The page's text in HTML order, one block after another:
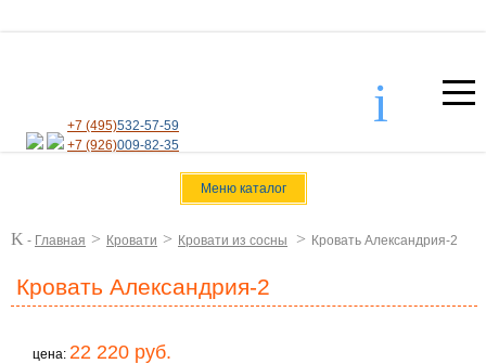
+7 (495)532-57-59
+7 (926)009-82-35
i
Меню каталог
K - Главная > Кровати > Кровати из сосны > Кровать Александрия-2
Кровать Александрия-2
цена: 22 220 руб.